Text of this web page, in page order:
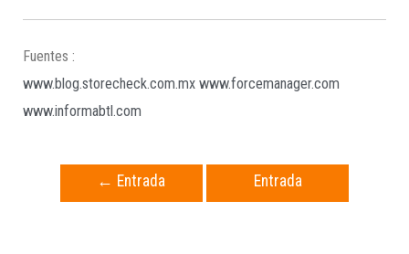
Fuentes :
www.blog.storecheck.com.mx www.forcemanager.com
www.informabtl.com
← Entrada
Entrada